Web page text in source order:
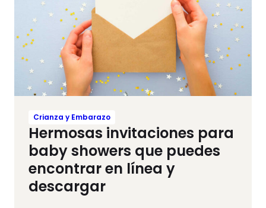
Crianza y Embarazo
Hermosas invitaciones para
baby showers que puedes
encontrar en línea y
descargar